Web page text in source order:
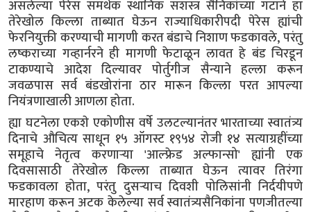
असलेल्या पेरेस समर्थक स्थानिक सशस्त्र सैनिकांच्या गटाने हा
तेरेखोल किल्ला ताब्यात घेऊन राज्याधिकारीपदी पेरेस ह्यांची
फेरनियुक्ती करण्याची मागणी करत बंडाचे निशाण फडकावले, परंतु
लष्कराच्या गव्हार्नरने ही मागणी फेटाळून लावत हे बंड चिरडून
टाकण्याचे आदेश दिल्यावर पोर्तुगीज सैन्याने हल्ला करून
जवळपास सर्व बंडखोरांना ठार मारून किल्ला परत आपल्या
नियंत्रणाखाली आणला होता.
ह्या घटनेला एकशे एकोणीस वर्षे उलटल्यानंतर भारताच्या स्वातंत्र्य
दिनाचे औचित्य साधून १५ ऑगस्ट १९५४ रोजी १४ सत्याग्रहींच्या
समूहाचे नेतृत्व करणाऱ्या 'आल्फ्रेड अल्फान्सो' ह्यांनी एक
दिवसासाठी तेरेखोल किल्ला ताब्यात घेऊन त्यावर तिरंगा
फडकावला होता, परंतु दुसऱ्याच दिवशी पोलिसांनी निर्दयीपणे
मारहाण करून अटक केलेल्या सर्व स्वातंत्र्यसैनिकांना पणजीतल्या